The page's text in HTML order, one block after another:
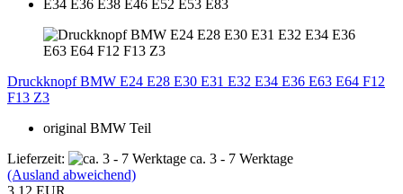
Druckknopf BMW E24 E28 E30 E31 E32 E34 E36 E63 E64 F12
F13 Z3
original BMW Teil
Lieferzeit:
ca. 3 - 7 Werktage
(Ausland abweichend)
3,12 EUR